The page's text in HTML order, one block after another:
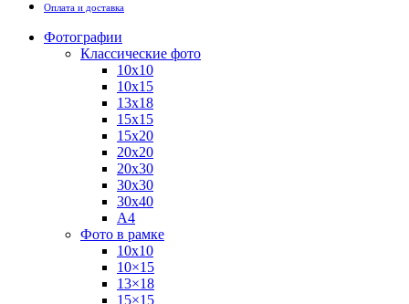
Оплата и доставка
Фотографии
Классические фото
10х10
10х15
13х18
15х15
15х20
20х20
20х30
30х30
30х40
А4
Фото в рамке
10х10
10×15
13×18
15×15